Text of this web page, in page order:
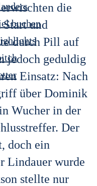
buchen
die
Start und
durch Pill auf
jedoch geduldig
Einsatz: Nach
über Dominik
Wucher in der
Der
doch ein
Lindauer wurde
stellte nur